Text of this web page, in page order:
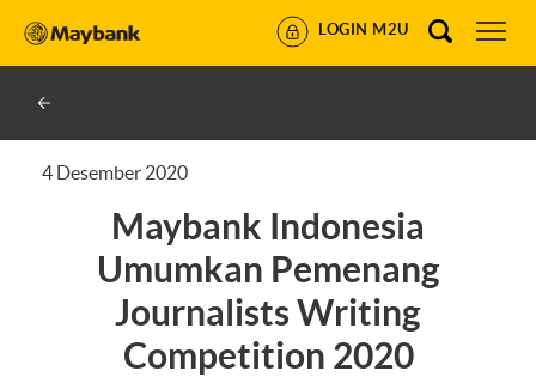
LOGIN M2U
4 Desember 2020
Maybank Indonesia
Umumkan Pemenang
Journalists Writing
Competition 2020